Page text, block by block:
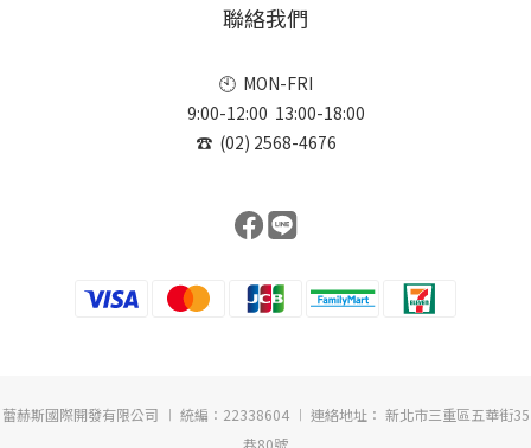
聯絡我們
🕙 MON-FRI
9:00-12:00 13:00-18:00
☎ (02) 2568-4676
蕾赫斯國際開發有限公司 ︱ 統編：22338604 ︱ 連絡地址： 新北市三重區五華街35
巷80號